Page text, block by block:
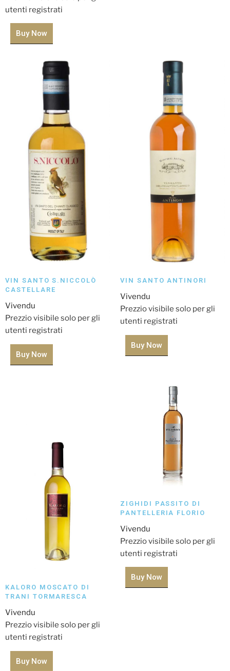
utenti registrati
Buy Now
VIN SANTO S.NICCOLÒ
CASTELLARE
Vivendu
Prezzio visibile solo per gli
utenti registrati
Buy Now
VIN SANTO ANTINORI
Vivendu
Prezzio visibile solo per gli
utenti registrati
Buy Now
KALORO MOSCATO DI
TRANI TORMARESCA
Vivendu
Prezzio visibile solo per gli
utenti registrati
Buy Now
ZIGHIDI PASSITO DI
PANTELLERIA FLORIO
Vivendu
Prezzio visibile solo per gli
utenti registrati
Buy Now